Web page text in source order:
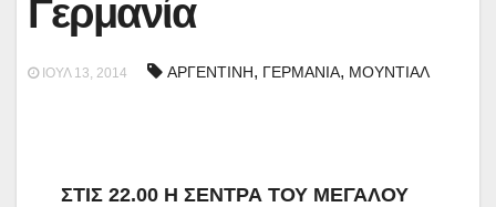
Γερμανία
ΙΟΎΛ 13, 2014 ΑΡΓΕΝΤΙΝΗ, ΓΕΡΜΑΝΙΑ, ΜΟΥΝΤΙΑΛ
ΣΤΙΣ 22.00 Η ΣΕΝΤΡΑ ΤΟΥ ΜΕΓΑΛΟΥ